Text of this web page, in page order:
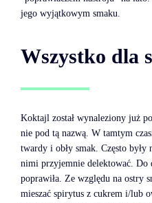
jego wyjątkowym smaku.
Wszystko dla
Koktajl został wynaleziony już
nie pod tą nazwą. W tamtym
twardy i obły smak. Często
nimi przyjemnie delektować. Do
poprawiła. Ze względu na ostry
mieszać spirytus z cukrem i/lub